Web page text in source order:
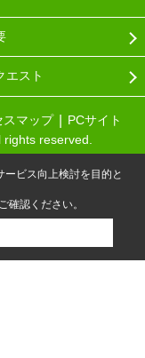
エスト
スマップ
PCサイト
rights reserved.
ビス向上検討を目的と
確認ください。